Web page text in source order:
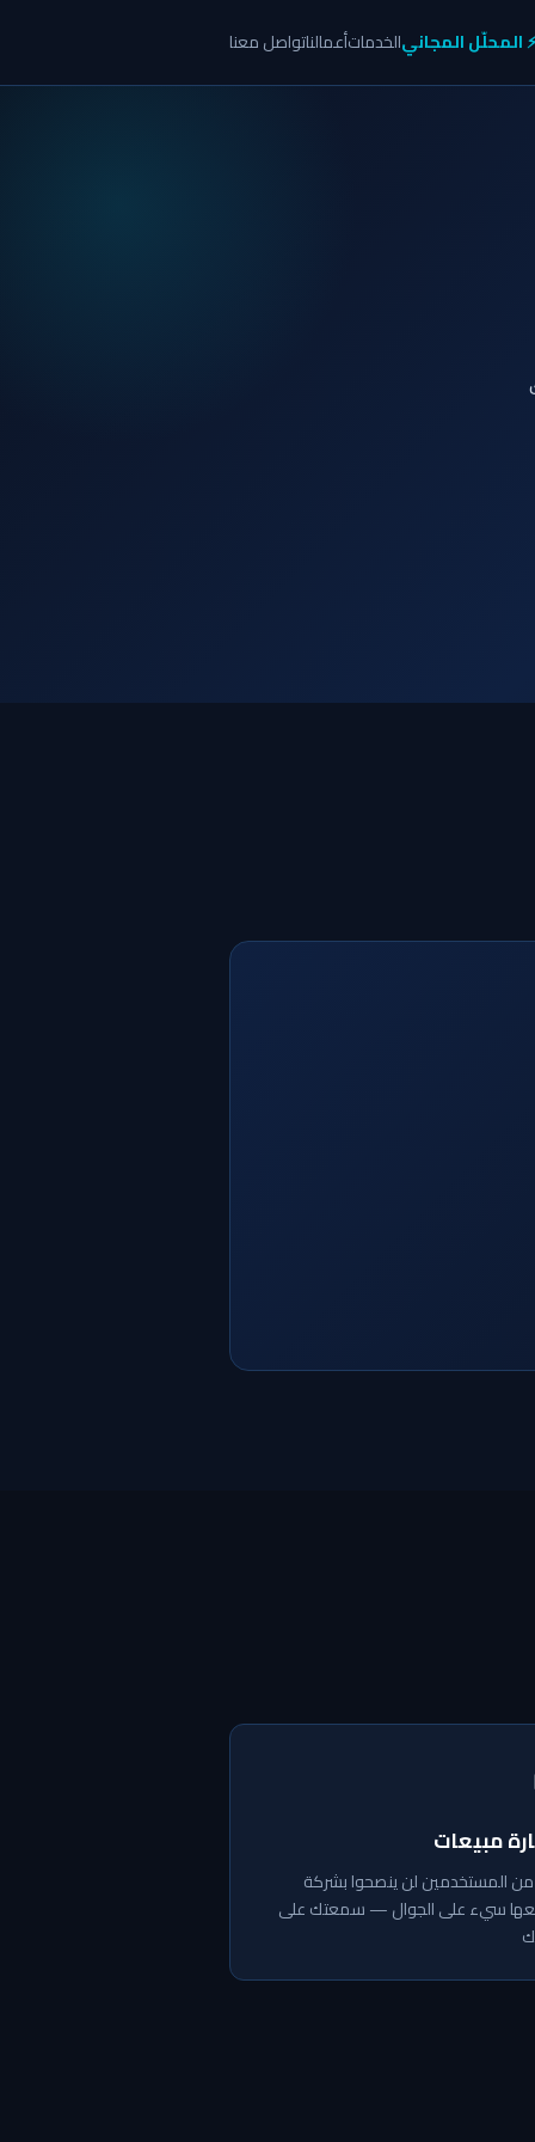
المحلّل المجانيالخدماتأعمالناتواصل معنا
مبيعات
57% من المستخدمين لن ينصحوا بشركة
سيء على الجوال — سمعتك على